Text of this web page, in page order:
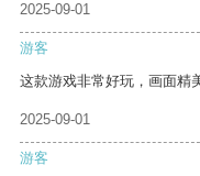
2025-09-01
游客
这款游戏非常好玩，画面精
2025-09-01
游客